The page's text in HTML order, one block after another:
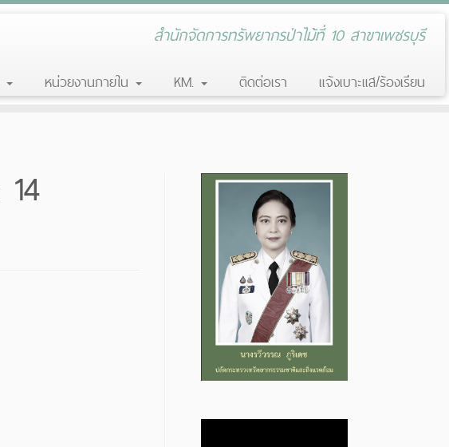
สำนักจัดการทรัพยากรป่าไม้ที่ 10 สาขาเพชรบุรี
หน่วยงานภายใน KM. ติดต่อเรา แจ้งเบาะแส/ร้องเรียน
14